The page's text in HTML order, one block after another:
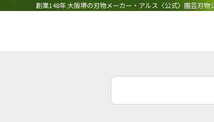
創業148年 大阪堺の刃物メーカー・アルス〈公式〉園芸刃物